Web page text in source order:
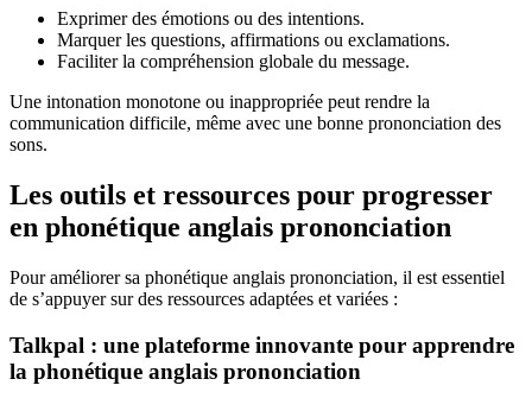
Exprimer des émotions ou des intentions.
Marquer les questions, affirmations ou exclamations.
Faciliter la compréhension globale du message.
Une intonation monotone ou inappropriée peut rendre la
communication difficile, même avec une bonne prononciation des
sons.
Les outils et ressources pour progresser
en phonétique anglais prononciation
Pour améliorer sa phonétique anglais prononciation, il est essentiel
de s’appuyer sur des ressources adaptées et variées :
Talkpal : une plateforme innovante pour apprendre
la phonétique anglais prononciation